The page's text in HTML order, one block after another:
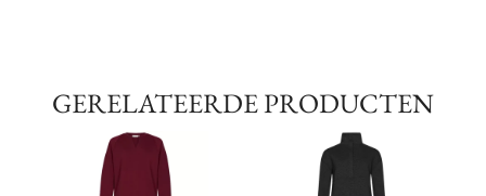
GERELATEERDE PRODUCTEN